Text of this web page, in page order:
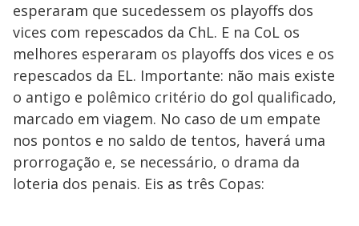
esperaram que sucedessem os playoffs dos
vices com repescados da ChL. E na CoL os
melhores esperaram os playoffs dos vices e os
repescados da EL. Importante: não mais existe
o antigo e polêmico critério do gol qualificado,
marcado em viagem. No caso de um empate
nos pontos e no saldo de tentos, haverá uma
prorrogação e, se necessário, o drama da
loteria dos penais. Eis as três Copas: